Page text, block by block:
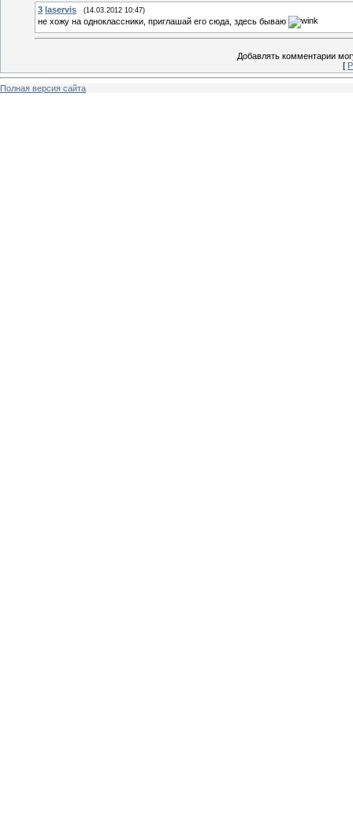
3 laservis (14.03.2012 10:47)
не хожу на одноклассники, приглашай его сюда, здесь бываю
Добавлять комментарии
[
Полная версия сайта